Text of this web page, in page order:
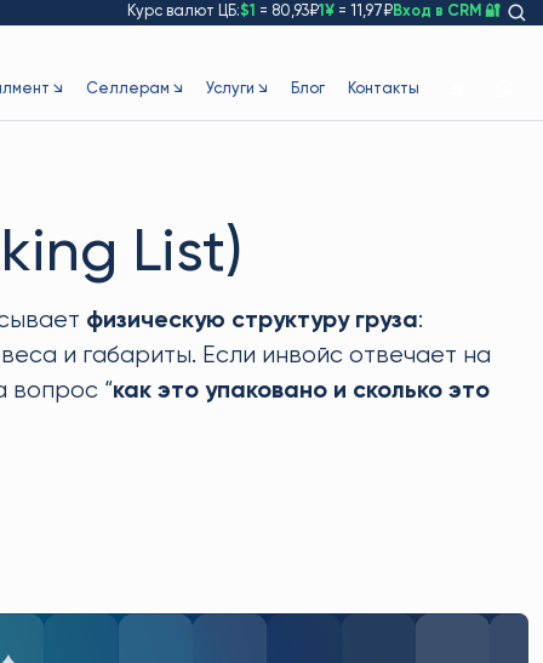
Курс валют ЦБ:$1 = 80,93₽1¥ = 11,97₽Вход в CRM 🔐
↘ Селлерам ↘ Услуги ↘ Блог Контакты
List)
физическую структуру груза:
и габариты. Если инвойс отвечает на
вопрос “как это упаковано и сколько это